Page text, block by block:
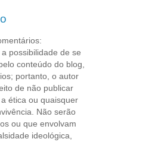
possibilidade de se
conteúdo do blog,
portanto, o autor
de não publicar
ética ou quaisquer
Não serão
ou que envolvam
ideológica,